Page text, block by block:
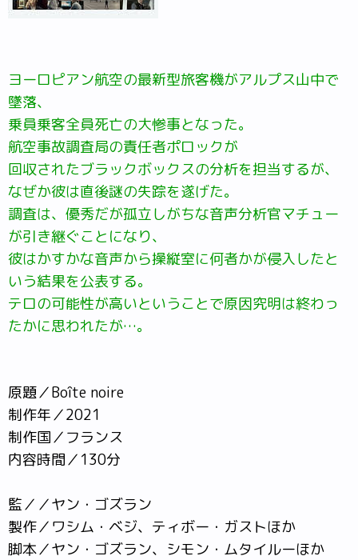
ヨーロピアン航空の最新型旅客機がアルプス山中で
墜落、
乗員乗客全員死亡の大惨事となった。
航空事故調査局の責任者ポロックが
回収されたブラックボックスの分析を担当するが、
なぜか彼は直後謎の失踪を遂げた。
調査は、優秀だが孤立しがちな音声分析官マチュー
が引き継ぐことになり、
彼はかすかな音声から操縦室に何者かが侵入したと
いう結果を公表する。
テロの可能性が高いということで原因究明は終わっ
たかに思われたが…。
原題／Boîte noire
制作年／2021
制作国／フランス
内容時間／130分
監／／ヤン・ゴズラン
製作／ワシム・ベジ、ティボー・ガストほか
脚本／ヤン・ゴズラン、シモン・ムタイルーほか